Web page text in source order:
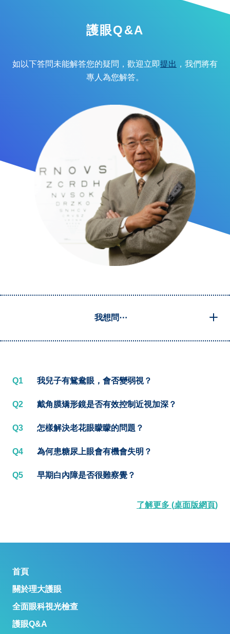
護眼Q&A
如以下答問未能解答您的疑問，歡迎立即提出 ，我們將有
專人為您解答。
我想問⋯
Q1 我兒子有鴛鴦眼，會否變弱視？
Q2 戴角膜矯形鏡是否有效控制近視加深？
Q3 怎樣解決老花眼矇矇的問題？
Q4 為何患糖尿上眼會有機會失明？
Q5 早期白內障是否很難察覺？
了解更多 (桌面版網頁)
首頁
關於理大護眼
全面眼科視光檢查
護眼Q&A